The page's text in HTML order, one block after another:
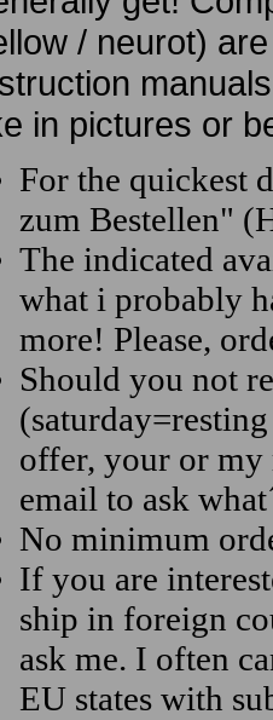
/ neurot)
in pictures or
For the quickest
zum Bestellen"
The indicated
what i probably
more! Please,
Should you not
offer, your or my
email to ask
No minimum
If you are
ship in foreign
ask me. I often
EU states with